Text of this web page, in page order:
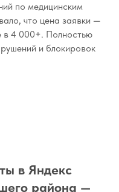
по медицинским
что цена заявки —
в 4 000+. Полностью
и блокировок
в Яндекс
района —